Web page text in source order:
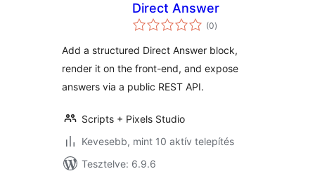
Direct Answer
(0értékelés
összesen
)
Add a structured Direct Answer block,
render it on the front-end, and expose
answers via a public REST API.
Scripts + Pixels Studio
Kevesebb, mint 10 aktív telepítés
Tesztelve: 6.9.6